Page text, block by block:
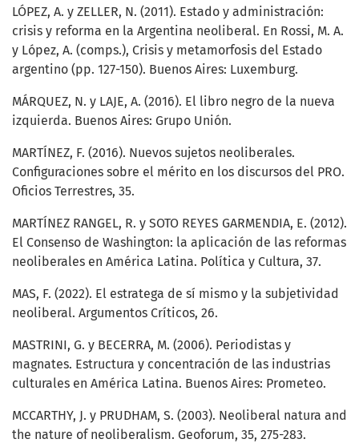
LÓPEZ, A. y ZELLER, N. (2011). Estado y administración:
crisis y reforma en la Argentina neoliberal. En Rossi, M. A.
y López, A. (comps.), Crisis y metamorfosis del Estado
argentino (pp. 127-150). Buenos Aires: Luxemburg.
MÁRQUEZ, N. y LAJE, A. (2016). El libro negro de la nueva
izquierda. Buenos Aires: Grupo Unión.
MARTÍNEZ, F. (2016). Nuevos sujetos neoliberales.
Configuraciones sobre el mérito en los discursos del PRO.
Oficios Terrestres, 35.
MARTÍNEZ RANGEL, R. y SOTO REYES GARMENDIA, E. (2012).
El Consenso de Washington: la aplicación de las reformas
neoliberales en América Latina. Política y Cultura, 37.
MAS, F. (2022). El estratega de sí mismo y la subjetividad
neoliberal. Argumentos Críticos, 26.
MASTRINI, G. y BECERRA, M. (2006). Periodistas y
magnates. Estructura y concentración de las industrias
culturales en América Latina. Buenos Aires: Prometeo.
MCCARTHY, J. y PRUDHAM, S. (2003). Neoliberal natura and
the nature of neoliberalism. Geoforum, 35, 275-283.